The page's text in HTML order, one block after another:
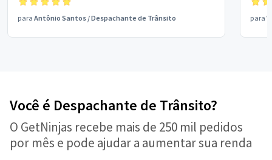
para Antônio Santos /Despachante de Trânsito para
Você é Despachante de Trânsito?
O GetNinjas recebe mais de 250 mil pedidos
por mês e pode ajudar a aumentar sua renda